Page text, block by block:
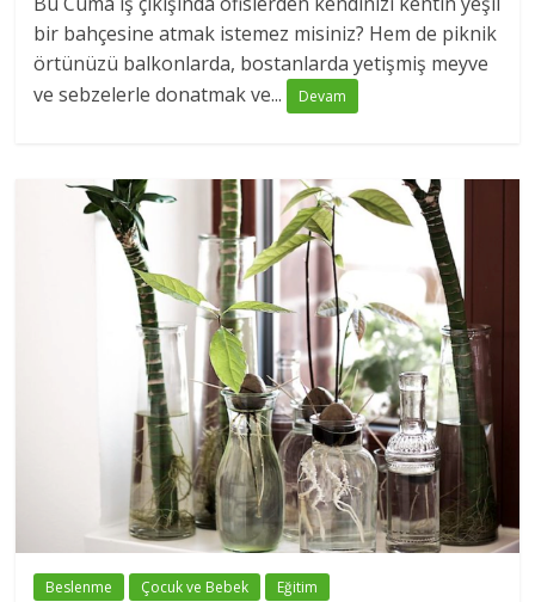
bir bahçesine atmak istemez misiniz? Hem de piknik
örtünüzü balkonlarda, bostanlarda yetişmiş meyve
ve sebzelerle donatmak ve...
Devam
Beslenme Çocuk ve Bebek Eğitim